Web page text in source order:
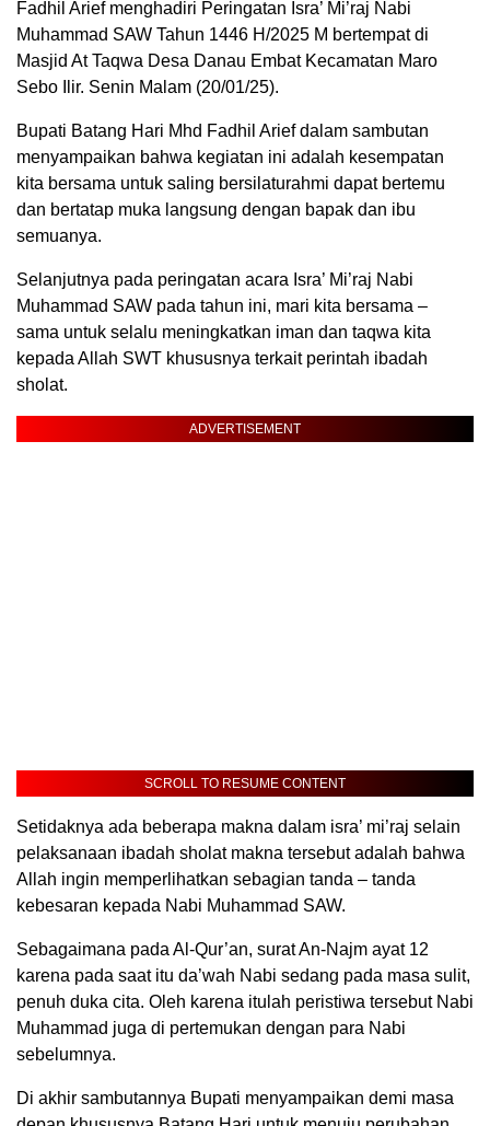
Fadhil Arief menghadiri Peringatan Isra’ Mi’raj Nabi
Muhammad SAW Tahun 1446 H/2025 M bertempat di
Masjid At Taqwa Desa Danau Embat Kecamatan Maro
Sebo Ilir. Senin Malam (20/01/25).
Bupati Batang Hari Mhd Fadhil Arief dalam sambutan
menyampaikan bahwa kegiatan ini adalah kesempatan
kita bersama untuk saling bersilaturahmi dapat bertemu
dan bertatap muka langsung dengan bapak dan ibu
semuanya.
Selanjutnya pada peringatan acara Isra’ Mi’raj Nabi
Muhammad SAW pada tahun ini, mari kita bersama –
sama untuk selalu meningkatkan iman dan taqwa kita
kepada Allah SWT khususnya terkait perintah ibadah
sholat.
ADVERTISEMENT
SCROLL TO RESUME CONTENT
Setidaknya ada beberapa makna dalam isra’ mi’raj selain
pelaksanaan ibadah sholat makna tersebut adalah bahwa
Allah ingin memperlihatkan sebagian tanda – tanda
kebesaran kepada Nabi Muhammad SAW.
Sebagaimana pada Al-Qur’an, surat An-Najm ayat 12
karena pada saat itu da’wah Nabi sedang pada masa sulit,
penuh duka cita. Oleh karena itulah peristiwa tersebut Nabi
Muhammad juga di pertemukan dengan para Nabi
sebelumnya.
Di akhir sambutannya Bupati menyampaikan demi masa